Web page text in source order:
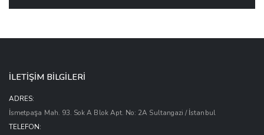
İLETİŞİM BİLGİLERİ
ADRES:
İsmetpaşa Mah. 93. Sok A Blok Apt. No: 2A Sultangazi / İstanbul
TELEFON: